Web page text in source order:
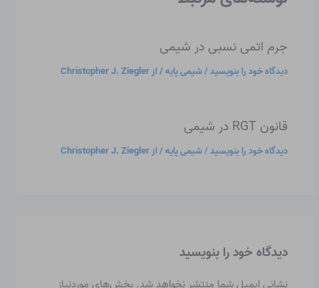
جرم اتمی نسبی در شیمی
دیدگاه‌ خود را بنویسید/شیمی پایه/ از Christopher J. Ziegler
قانون RGT در شیمی
دیدگاه‌ خود را بنویسید/شیمی پایه/ از Christopher J. Ziegler
دیدگاه‌ خود را بنویسید
نشانی ایمیل شما منتشر نخواهد شد. بخش‌های موردنیاز